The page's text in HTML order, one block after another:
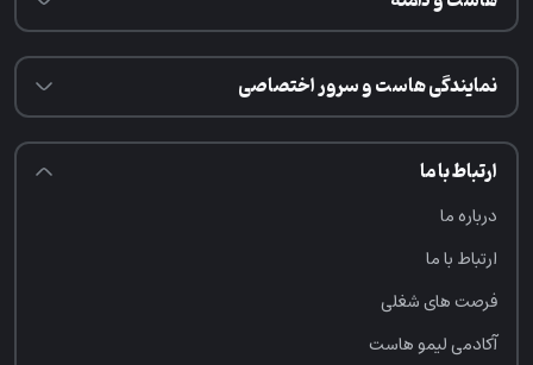
نمایندگی هاست و سرور اختصاصی
ارتباط با ما
درباره ما
ارتباط با ما
فرصت‌ های شغلی
آکادمی لیمو هاست